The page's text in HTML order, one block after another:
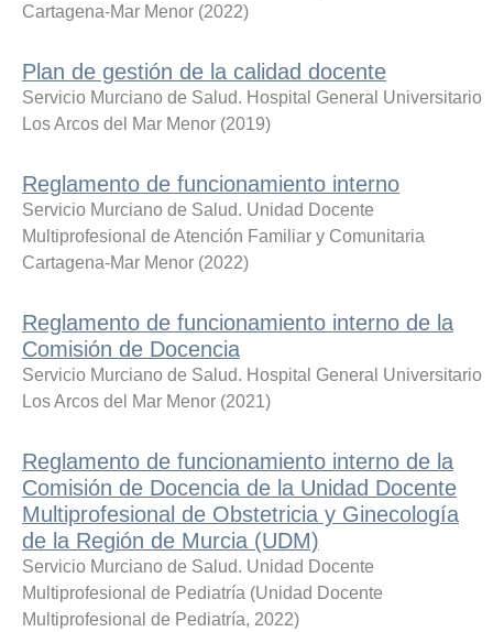
Cartagena-Mar Menor (2022)
Plan de gestión de la calidad docente
Servicio Murciano de Salud. Hospital General Universitario
Los Arcos del Mar Menor (2019)
Reglamento de funcionamiento interno
Servicio Murciano de Salud. Unidad Docente
Multiprofesional de Atención Familiar y Comunitaria
Cartagena-Mar Menor (2022)
Reglamento de funcionamiento interno de la
Comisión de Docencia
Servicio Murciano de Salud. Hospital General Universitario
Los Arcos del Mar Menor (2021)
Reglamento de funcionamiento interno de la
Comisión de Docencia de la Unidad Docente
Multiprofesional de Obstetricia y Ginecología
de la Región de Murcia (UDM)
Servicio Murciano de Salud. Unidad Docente
Multiprofesional de Pediatría (Unidad Docente
Multiprofesional de Pediatría, 2022)